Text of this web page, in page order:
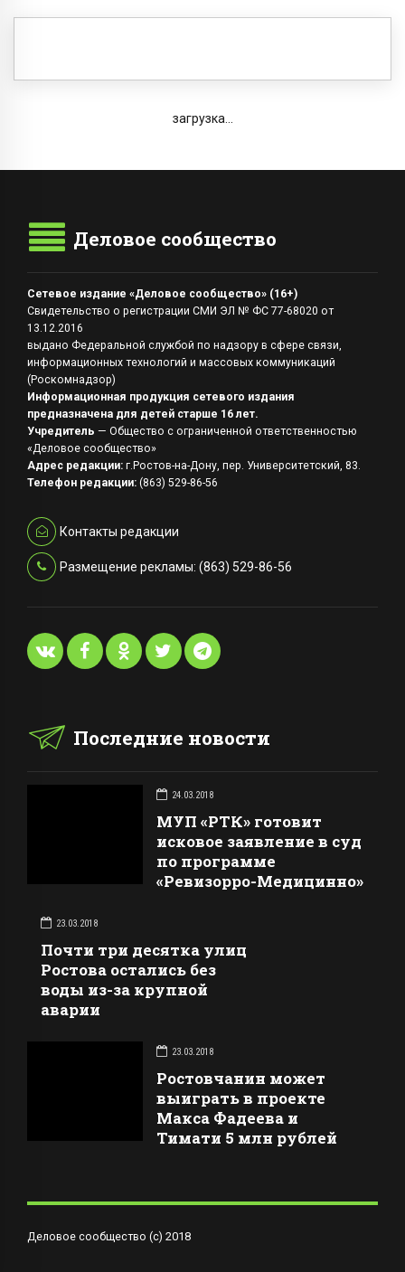
загрузка...
Деловое сообщество
Сетевое издание «Деловое сообщество» (16+)
Свидетельство о регистрации СМИ ЭЛ № ФС 77-68020 от
13.12.2016
выдано Федеральной службой по надзору в сфере связи,
информационных технологий и массовых коммуникаций
(Роскомнадзор)
Информационная продукция сетевого издания
предназначена для детей старше 16 лет.
Учредитель — Общество с ограниченной ответственностью
«Деловое сообщество»
Адрес редакции: г.Ростов-на-Дону, пер. Университетский, 83.
Телефон редакции: (863) 529-86-56
Контакты редакции
Размещение рекламы: (863) 529-86-56
Последние новости
24.03.2018
МУП «РТК» готовит
исковое заявление в суд
по программе
«Ревизорро-Медицинно»
23.03.2018
Почти три десятка улиц
Ростова остались без
воды из-за крупной
аварии
23.03.2018
Ростовчанин может
выиграть в проекте
Макса Фадеева и
Тимати 5 млн рублей
Деловое сообщество (с) 2018